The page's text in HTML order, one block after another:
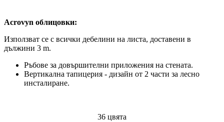
Acrovyn облицовки:
Използват се с всички дебелини на листа, доставени в
дължини 3 m.
Ръбове за довършителни приложения на стената.
Вертикална тапицерия - дизайн от 2 части за лесно
инсталиране.
36 цвята